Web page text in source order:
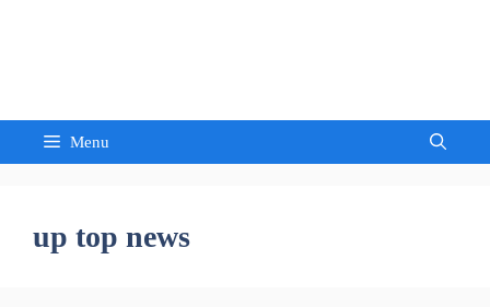
Menu
up top news